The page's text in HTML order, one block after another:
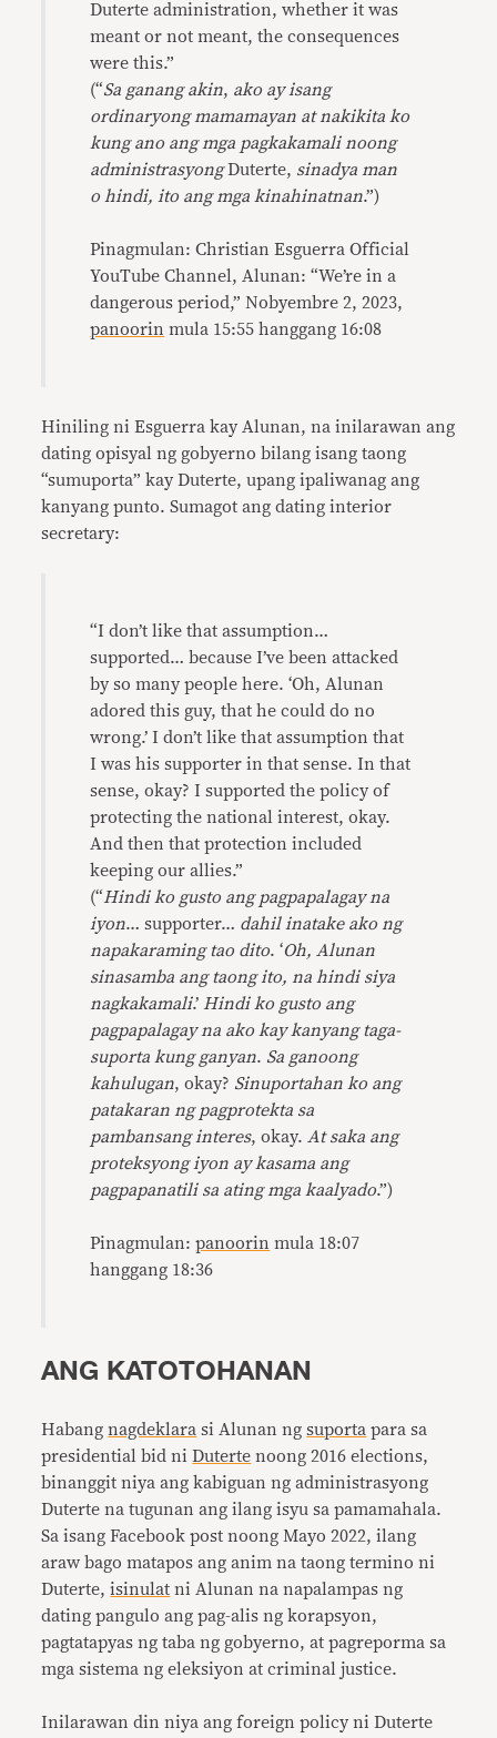
Duterte administration, whether it was
meant or not meant, the consequences
were this.”
(“Sa ganang akin, ako ay isang
ordinaryong mamamayan at nakikita ko
kung ano ang mga pagkakamali noong
administrasyongDuterte, sinadya man
o hindi, ito ang mga kinahinatnan.”)
Pinagmulan: Christian Esguerra Official
YouTube Channel, Alunan: “We’re in a
dangerous period,” Nobyembre 2, 2023,
panoorin mula 15:55 hanggang 16:08
Hiniling ni Esguerra kay Alunan, na inilarawan ang
dating opisyal ng gobyerno bilang isang taong
“sumuporta” kay Duterte, upang ipaliwanag ang
kanyang punto. Sumagot ang dating interior
secretary:
“I don’t like that assumption…
supported… because I’ve been attacked
by so many people here. ‘Oh, Alunan
adored this guy, that he could do no
wrong.’ I don’t like that assumption that
I was his supporter in that sense. In that
sense, okay? I supported the policy of
protecting the national interest, okay.
And then that protection included
keeping our allies.”
(“Hindi ko gusto ang pagpapalagay na
iyon… supporter… dahil inatake ako ng
napakaraming tao dito. ‘Oh, Alunan
sinasamba ang taong ito, na hindi siya
nagkakamali.’ Hindi ko gusto ang
pagpapalagay na ako kay kanyang taga-
suporta kung ganyan. Sa ganoong
kahulugan, okay? Sinuportahan ko ang
patakaran ng pagprotekta sa
pambansang interes, okay. At saka ang
proteksyong iyon ay kasama ang
pagpapanatili sa ating mga kaalyado.”)
Pinagmulan:panoorin mula 18:07
hanggang 18:36
ANG KATOTOHANAN
Habangnagdeklara si Alunan ngsuporta para sa
presidential bid niDuterte noong 2016 elections,
binanggit niya ang kabiguan ng administrasyong
Duterte na tugunan ang ilang isyu sa pamamahala.
Sa isang Facebook post noong Mayo 2022, ilang
araw bago matapos ang anim na taong termino ni
Duterte,isinulat ni Alunan na napalampas ng
dating pangulo ang pag-alis ng korapsyon,
pagtatapyas ng taba ng gobyerno, at pagreporma sa
mga sistema ng eleksiyon at criminal justice.
Inilarawan din niya ang foreign policy ni Duterte